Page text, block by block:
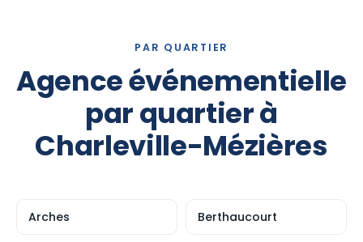
PAR QUARTIER
Agence événementielle
par quartier à
Charleville-Mézières
Arches Berthaucourt